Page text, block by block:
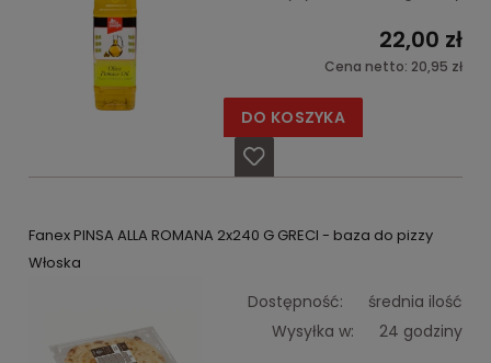
22,00 zł
Cena netto: 20,95 zł
DO KOSZYKA
Fanex PINSA ALLA ROMANA 2x240 G GRECI - baza do pizzy
Włoska
Dostępność:
średnia ilość
Wysyłka w:
24 godziny